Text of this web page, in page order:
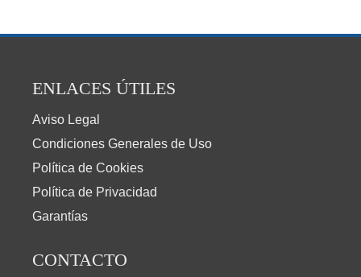
ENLACES ÚTILES
Aviso Legal
Condiciones Generales de Uso
Política de Cookies
Política de Privacidad
Garantías
CONTACTO